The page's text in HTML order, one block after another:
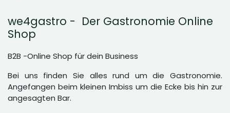
we4gastro - Der Gastronomie Online
Shop
B2B -Online Shop für dein Business
Bei uns finden Sie alles rund um die Gastronomie.
Angefangen beim kleinen Imbiss um die Ecke bis hin zur
angesagten Bar.